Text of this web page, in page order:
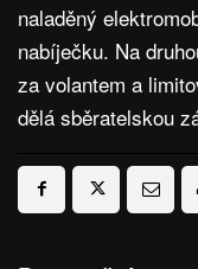
naladěný
nabíječku. Na
za volantem a
dělá sběratelskou